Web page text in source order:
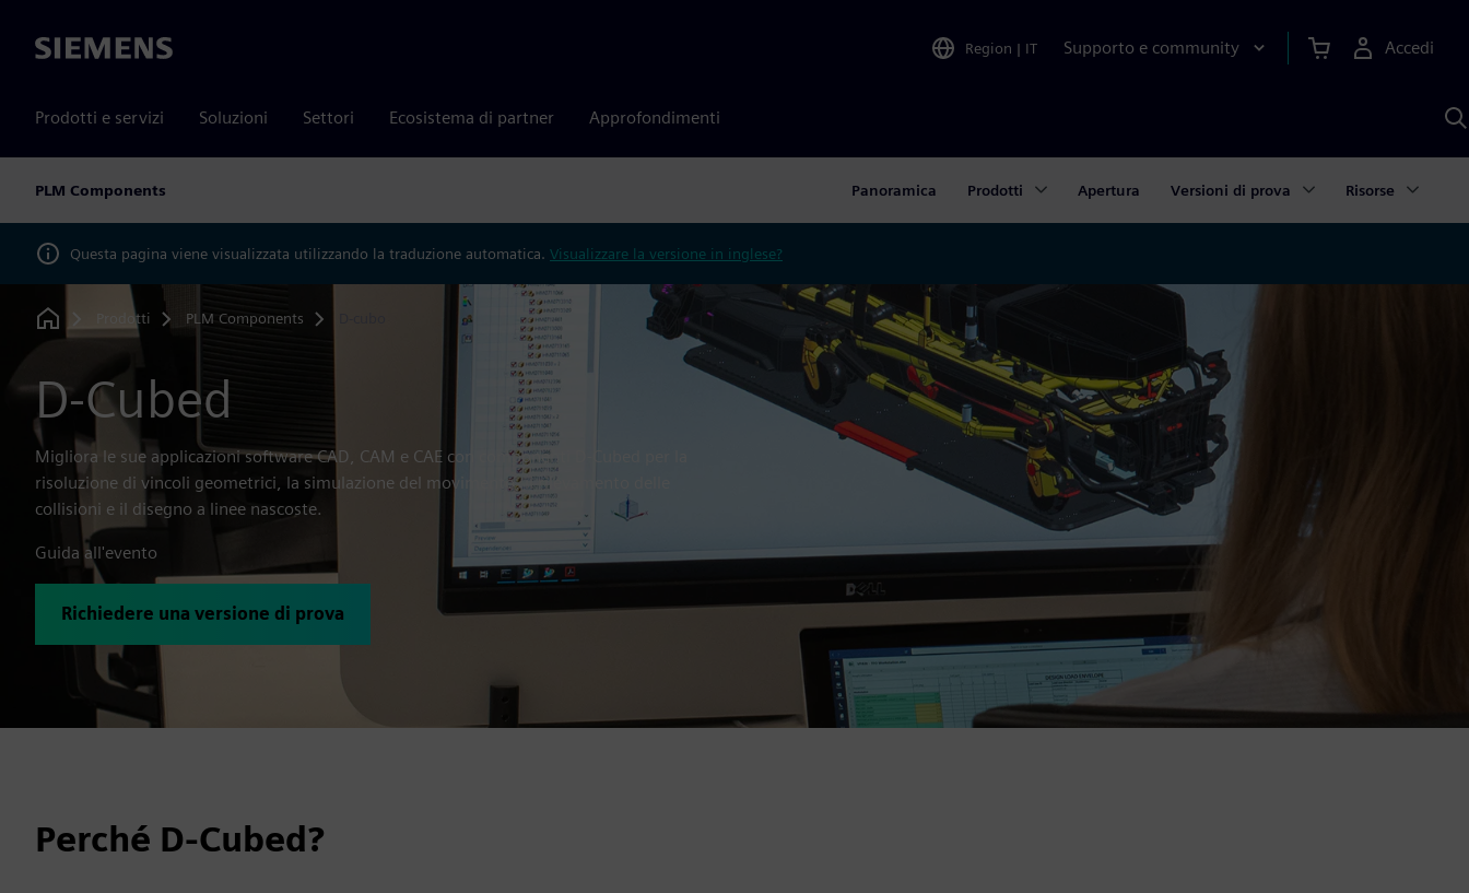
Siemens Region | IT Supporto e community Accedi
Prodotti e servizi Soluzioni Settori Ecosistema di partner Approfondimenti
PLM Components Panoramica Prodotti Apertura Versioni di prova Risorse
Questa pagina viene visualizzata utilizzando la traduzione automatica. Visualizzare la versione in inglese?
Home
Prodotti PLM Components
D-Cubed
Migliora le sue applicazioni software CAD, CAM e CAE con componenti D-Cubed per la
risoluzione di vincoli geometrici, la simulazione del movimento, il rilevamento delle
collisioni e il disegno a linee nascoste.
Guida all'evento
Richiedere una versione di prova
Perché D-Cubed?